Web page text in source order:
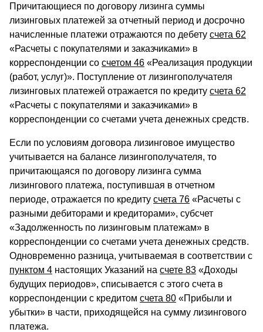
Причитающиеся по договору лизинга суммы
лизинговых платежей за отчетный период и досрочно
начисленные платежи отражаются по дебету счета 62
«Расчеты с покупателями и заказчиками» в
корреспонденции со счетом 46 «Реализация продукции
(работ, услуг)». Поступление от лизингополучателя
лизинговых платежей отражается по кредиту счета 62
«Расчеты с покупателями и заказчиками» в
корреспонденции со счетами учета денежных средств.
Если по условиям договора лизинговое имущество
учитывается на балансе лизингополучателя, то
причитающаяся по договору лизинга сумма
лизингового платежа, поступившая в отчетном
периоде, отражается по кредиту счета 76 «Расчеты с
разными дебиторами и кредиторами», субсчет
«Задолженность по лизинговым платежам» в
корреспонденции со счетами учета денежных средств.
Одновременно разница, учитываемая в соответствии с
пунктом 4 настоящих Указаний на счете 83 «Доходы
будущих периодов», списывается с этого счета в
корреспонденции с кредитом счета 80 «Прибыли и
убытки» в части, приходящейся на сумму лизингового
платежа.